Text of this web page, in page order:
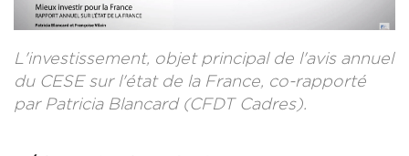
L'investissement, objet principal de l'avis annuel
du CESE sur l'état de la France, co-rapporté
par Patricia Blancard (CFDT Cadres).